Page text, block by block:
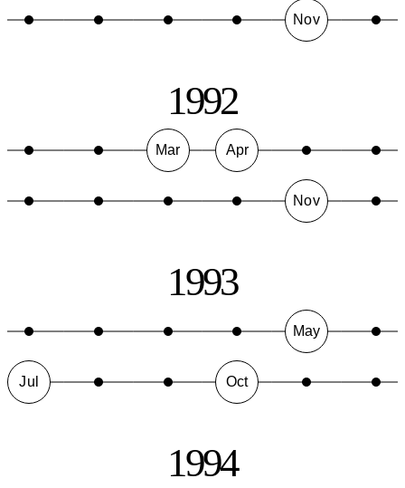
Nov
1992
Mar Apr
Nov
1993
May
Jul Oct
1994